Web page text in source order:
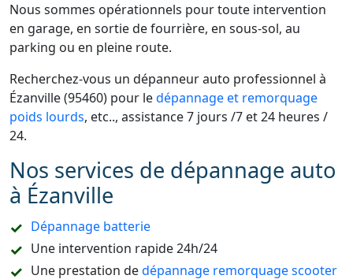
Nous sommes opérationnels pour toute intervention
en garage, en sortie de fourrière, en sous-sol, au
parking ou en pleine route.
Recherchez-vous un dépanneur auto professionnel à
Ézanville (95460) pour ledépannage et remorquage
poids lourds, etc.., assistance 7 jours /7 et 24 heures /
24.
Nos services de dépannage auto
à Ézanville
Dépannage batterie
Une intervention rapide 24h/24
Une prestation dedépannage remorquage scooter